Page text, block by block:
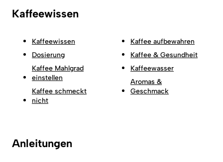
Kaffeewissen
Kaffeewissen
Dosierung
Kaffee Mahlgrad
einstellen
Kaffee schmeckt
nicht
Kaffee aufbewahren
Kaffee & Gesundheit
Kaffeewasser
Aromas &
Geschmack
Anleitungen